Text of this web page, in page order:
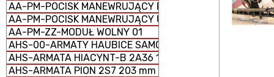
AA-PM-POCISK MANEWRUJĄCY RBS-15 MK3
AA-PM-POCISK MANEWRUJĄCY UGM-109/RGM-109/
AA-PM-ZZ-MODUŁ WOLNY 01
AHS-00-ARMATY HAUBICE SAMOBIEŻNE
AHS-ARMATA HIACYNT-B 2A36 152 mm
AHS-ARMATA PION 2S7 203 mm samobieżna